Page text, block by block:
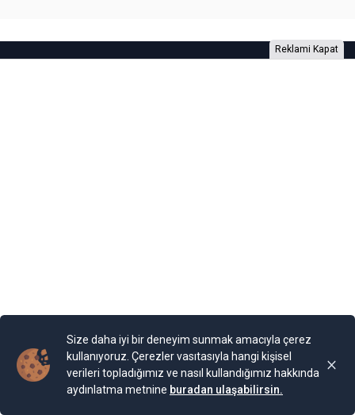
Reklami Kapat
sunulmaktadır. Burada yer alan yorum ve tavsiyeler ise genel niteliktedir. Bu
Bu nedenle, sadece burada yer alan bilgilere dayanılarak yatırım kararı
verilmesi beklentilerinize uygun sonuçlar doğurmayabilir.
Ankara Gündem © 2024 FiBilişim Haber Yazılımı
Size daha iyi bir deneyim sunmak amacıyla çerez
kullanıyoruz. Çerezler vasıtasıyla hangi kişisel
verileri topladığımız ve nasıl kullandığımız hakkında
aydınlatma metnine buradan ulaşabilirsin.